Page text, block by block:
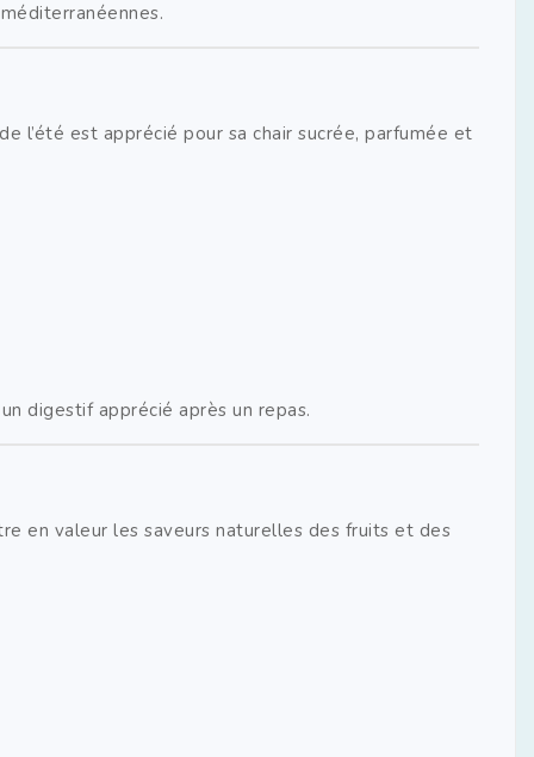
l’été est apprécié pour sa chair sucrée, parfumée et
digestif apprécié après un repas.
en valeur les saveurs naturelles des fruits et des